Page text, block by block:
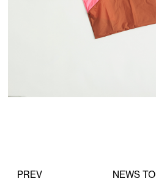
NEWS
PREV